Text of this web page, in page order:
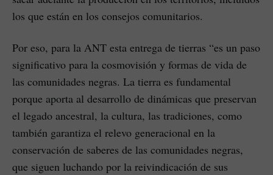
los que están en los consejos comunitarios.
Por eso, para la ANT esta entrega de tierras “es un paso
significativo para la cosmovisión y formas de vida de
las comunidades negras. La tierra es fundamental
porque aporta al desarrollo de dinámicas que preservan
el legado ancestral, la cultura, las tradiciones, como
también garantiza el relevo generacional en la
conservación de saberes de las comunidades negras,
que siguen luchando por la reivindicación de sus